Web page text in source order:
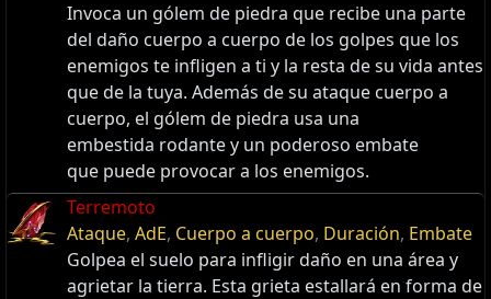
Invoca un gólem de piedra que recibe una parte
del daño cuerpo a cuerpo de los golpes que los
enemigos te infligen a ti y la resta de su vida antes
que de la tuya. Además de su ataque cuerpo a
cuerpo, el gólem de piedra usa una
embestida rodante y un poderoso embate
que puede provocar a los enemigos.
Terremoto
Ataque, AdE, Cuerpo a cuerpo, Duración, Embate
Golpea el suelo para infligir daño en una área y
agrietar la tierra. Esta grieta estallará en forma de